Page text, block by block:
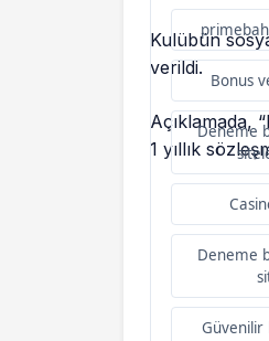
Bonus
Deneme
Deneme
Güvenilir
Kulübün
verildi.
Açıklamada,
1 yıllık